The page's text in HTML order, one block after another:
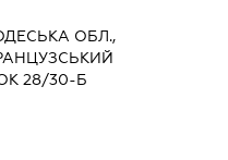
ОБЛ.,
28/30-Б